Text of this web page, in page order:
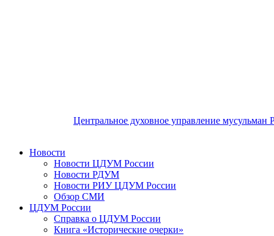
Центральное духовное управление мусульман
Новости
Новости ЦДУМ России
Новости РДУМ
Новости РИУ ЦДУМ России
Обзор СМИ
ЦДУМ России
Справка о ЦДУМ России
Книга «Исторические очерки»